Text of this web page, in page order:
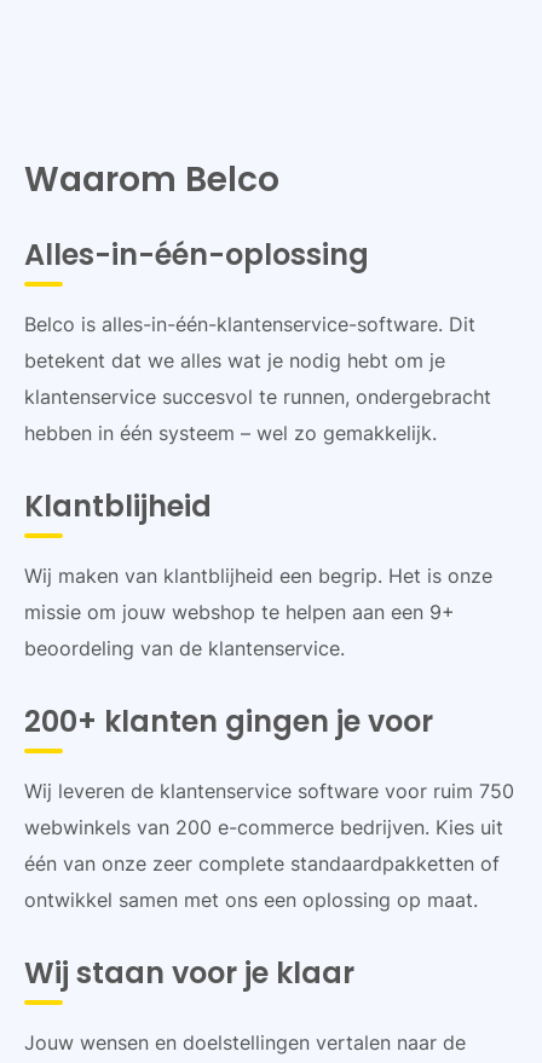
Waarom Belco
Alles-in-één-oplossing
Belco is alles-in-één-klantenservice-software. Dit
betekent dat we alles wat je nodig hebt om je
klantenservice succesvol te runnen, ondergebracht
hebben in één systeem – wel zo gemakkelijk.
Klantblijheid
Wij maken van klantblijheid een begrip. Het is onze
missie om jouw webshop te helpen aan een 9+
beoordeling van de klantenservice.
200+ klanten gingen je voor
Wij leveren de klantenservice software voor ruim 750
webwinkels van 200 e-commerce bedrijven. Kies uit
één van onze zeer complete standaardpakketten of
ontwikkel samen met ons een oplossing op maat.
Wij staan voor je klaar
Jouw wensen en doelstellingen vertalen naar de